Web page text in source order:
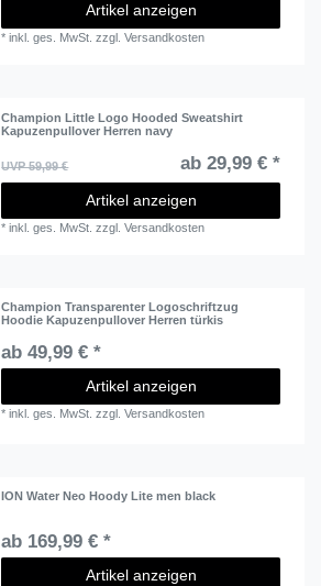
Artikel anzeigen
*inkl. ges. MwSt. zzgl.Versandkosten
Champion Little Logo Hooded Sweatshirt
Kapuzenpullover Herren navy
UVP 59,99 € ab 29,99 € *
Artikel anzeigen
*inkl. ges. MwSt. zzgl.Versandkosten
Champion Transparenter Logoschriftzug
Hoodie Kapuzenpullover Herren türkis
ab 49,99 € *
Artikel anzeigen
*inkl. ges. MwSt. zzgl.Versandkosten
ION Water Neo Hoody Lite men black
ab 169,99 € *
Artikel anzeigen